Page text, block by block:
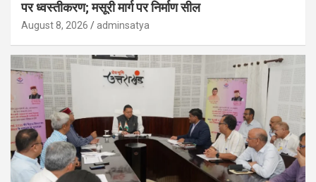
पर ध्वस्तीकरण; मसूरी मार्ग पर निर्माण सील
August 8, 2026 adminsatya